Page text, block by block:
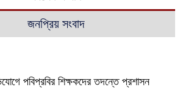
জনপ্রিয় সংবাদ
পবিপ্রবির শিক্ষকদের তদন্তে প্রশাসন